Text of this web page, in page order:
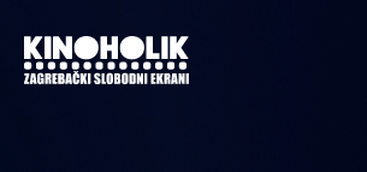
glavni
sadržaj